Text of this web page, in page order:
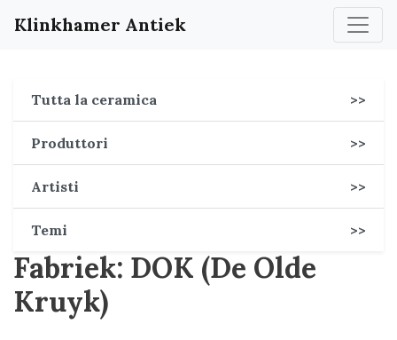
Klinkhamer Antiek
Tutta la ceramica >>
Produttori >>
Artisti >>
Temi >>
Fabriek: DOK (De Olde
Kruyk)